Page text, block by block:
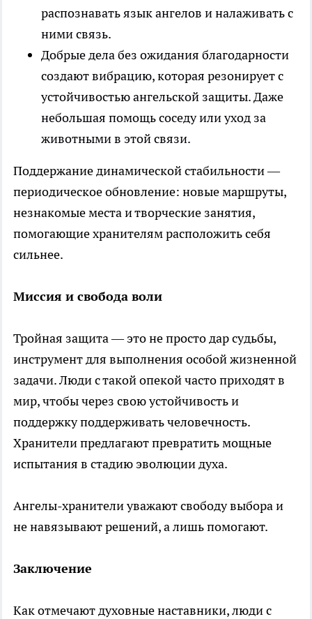
распознавать язык ангелов и налаживать с
ними связь.
Добрые дела без ожидания благодарности
создают вибрацию, которая резонирует с
устойчивостью ангельской защиты. Даже
небольшая помощь соседу или уход за
животными в этой связи.
Поддержание динамической стабильности —
периодическое обновление: новые маршруты,
незнакомые места и творческие занятия,
помогающие хранителям расположить себя
сильнее.
Миссия и свобода воли
Тройная защита — это не просто дар судьбы,
инструмент для выполнения особой жизненной
задачи. Люди с такой опекой часто приходят в
мир, чтобы через свою устойчивость и
поддержку поддерживать человечность.
Хранители предлагают превратить мощные
испытания в стадию эволюции духа.
Ангелы-хранители уважают свободу выбора и
не навязывают решений, а лишь помогают.
Заключение
Как отмечают духовные наставники, люди с